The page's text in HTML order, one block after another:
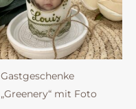
Gastgeschenke
„Greenery“ mit Foto